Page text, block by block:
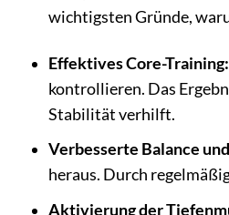
wichtigsten Gründe,
Effektives Core-Training:
kontrollieren. Das
Stabilität verhilft.
Verbesserte Balance
heraus. Durch
Aktivierung der